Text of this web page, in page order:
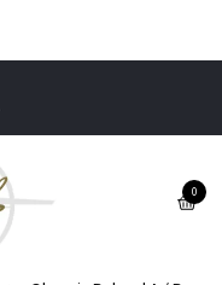
0